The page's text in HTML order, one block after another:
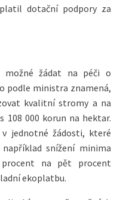
dotační podpory za
možné žádat na péči o
podle ministra znamená,
kvalitní stromy a na
108 000 korun na hektar.
jednotné žádosti, které
snížení minima
na pět procent
ekoplatbu.